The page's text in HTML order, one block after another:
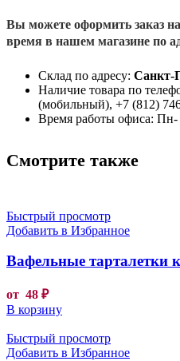
Вы можете оформить заказ на
время в нашем магазине по
Склад по адресу: Санкт-
Наличие товара по
(мобильный), +7 (812)
Время работы офиса:
Смотрите также
Быстрый просмотр
Добавить в Избранное
Вафельные тарталетки
от 48 ₽
В корзину
Быстрый просмотр
Добавить в Избранное